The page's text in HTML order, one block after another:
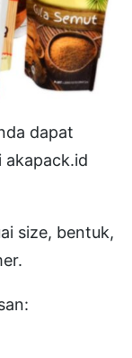
dapat
akapack.id
size, bentuk,